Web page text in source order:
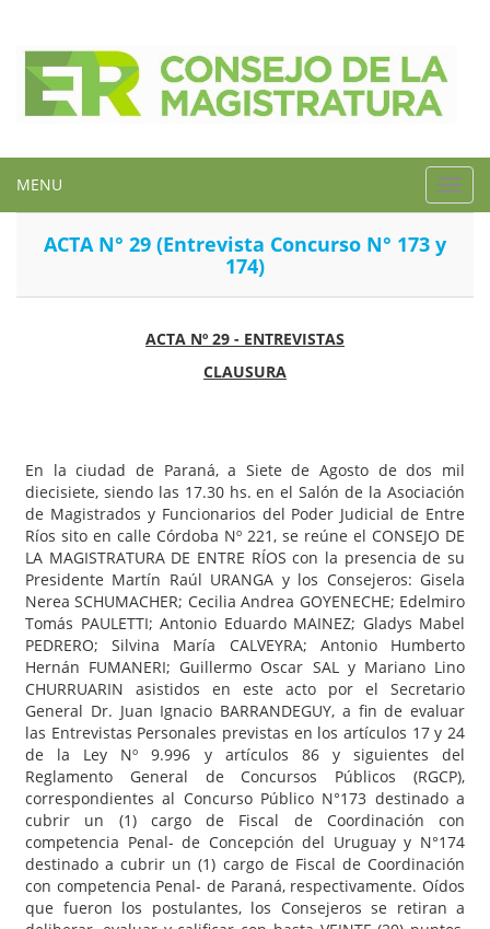
MENU
ACTA N° 29 (Entrevista Concurso N° 173 y
174)
ACTA Nº 29 - ENTREVISTAS
CLAUSURA
En la ciudad de Paraná, a Siete de Agosto de dos mil
diecisiete, siendo las 17.30 hs. en el Salón de la Asociación
de Magistrados y Funcionarios del Poder Judicial de Entre
Ríos sito en calle Córdoba Nº 221, se reúne el CONSEJO DE
LA MAGISTRATURA DE ENTRE RÍOS con la presencia de su
Presidente Martín Raúl URANGA y los Consejeros: Gisela
Nerea SCHUMACHER; Cecilia Andrea GOYENECHE; Edelmiro
Tomás PAULETTI; Antonio Eduardo MAINEZ; Gladys Mabel
PEDRERO; Silvina María CALVEYRA; Antonio Humberto
Hernán FUMANERI; Guillermo Oscar SAL y Mariano Lino
CHURRUARIN asistidos en este acto por el Secretario
General Dr. Juan Ignacio BARRANDEGUY, a fin de evaluar
las Entrevistas Personales previstas en los artículos 17 y 24
de la Ley Nº 9.996 y artículos 86 y siguientes del
Reglamento General de Concursos Públicos (RGCP),
correspondientes al Concurso Público N°173 destinado a
cubrir un (1) cargo de Fiscal de Coordinación con
competencia Penal- de Concepción del Uruguay y N°174
destinado a cubrir un (1) cargo de Fiscal de Coordinación
con competencia Penal- de Paraná, respectivamente. Oídos
que fueron los postulantes, los Consejeros se retiran a